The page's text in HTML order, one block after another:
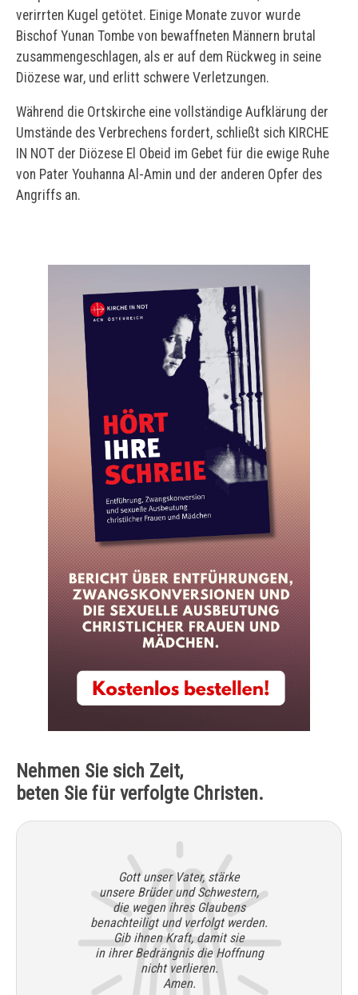
verirrten Kugel getötet. Einige Monate zuvor wurde
Bischof Yunan Tombe von bewaffneten Männern brutal
zusammengeschlagen, als er auf dem Rückweg in seine
Diözese war, und erlitt schwere Verletzungen.
Während die Ortskirche eine vollständige Aufklärung der
Umstände des Verbrechens fordert, schließt sich KIRCHE
IN NOT der Diözese El Obeid im Gebet für die ewige Ruhe
von Pater Youhanna Al-Amin und der anderen Opfer des
Angriffs an.
Nehmen Sie sich Zeit,
beten Sie für verfolgte Christen.
Gott unser Vater, stärke
unsere Brüder und Schwestern,
die wegen ihres Glaubens
benachteiligt und verfolgt werden.
Gib ihnen Kraft, damit sie
in ihrer Bedrängnis die Hoffnung
nicht verlieren.
Amen.